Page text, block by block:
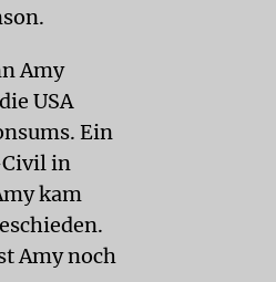
Amy
USA
Ein
in
kam
Amy noch